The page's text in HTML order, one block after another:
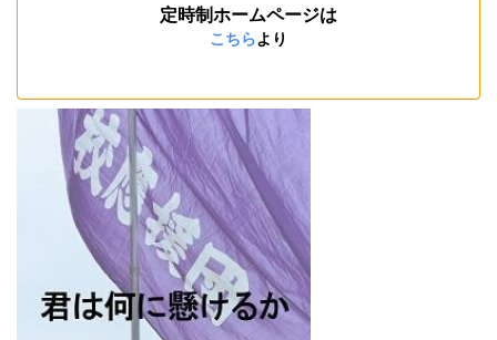
定時制ホームページは
こちらより